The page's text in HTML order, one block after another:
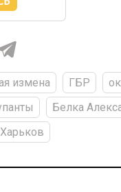
измена ГБР
Белка
Харьков